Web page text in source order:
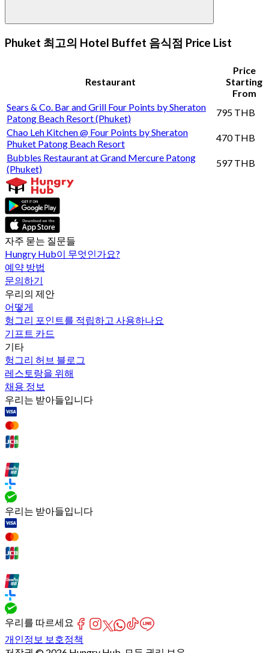
Phuket 최고의 Hotel Buffet 음식점 Price List
Restaurant
Price
Starting
From
Sears & Co. Bar and Grill Four Points by Sheraton
Patong Beach Resort (Phuket)
795 THB
Chao Leh Kitchen @ Four Points by Sheraton
Phuket Patong Beach Resort
470 THB
Bubbles Restaurant at Grand Mercure Patong
(Phuket)
597 THB
자주 묻는 질문들
Hungry Hub이 무엇인가요?
예약 방법
문의하기
우리의 제안
어떻게
헝그리 포인트를 적립하고 사용하나요
기프트 카드
기타
헝그리 허브 블로그
레스토랑을 위해
채용 정보
우리는 받아들입니다
우리는 받아들입니다
우리를 따르세요
개인정보 보호정책